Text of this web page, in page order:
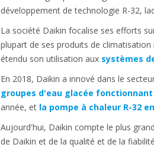
développement de technologie R-32,
La société Daikin focalise ses efforts
plupart de ses produits de
étendu son utilisation aux systèmes
En 2018, Daikin a innové dans le
groupes d'eau glacée
année, et la pompe à chaleur R-32
Aujourd'hui, Daikin compte le plus
de Daikin et de la qualité et de la